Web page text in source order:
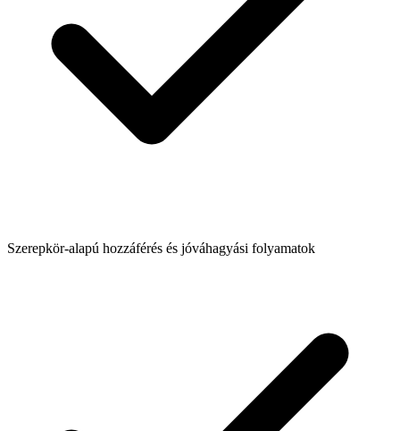
Szerepkör-alapú hozzáférés és jóváhagyási folyamatok